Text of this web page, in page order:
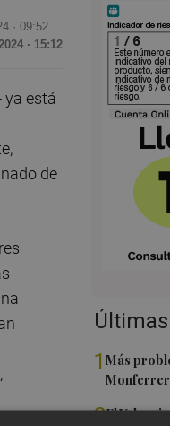
1Más
Monferrer
2El
· 09:52
· 15:12
ya está
de